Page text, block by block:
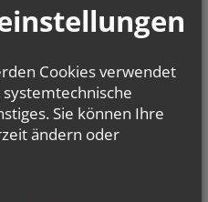
Cookies verwendet
systemtechnische
Sie können Ihre
ändern oder